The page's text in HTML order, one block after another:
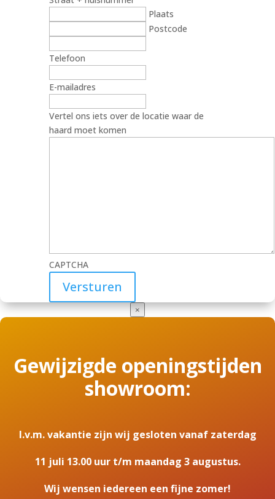
Plaats
Postcode
Telefoon
E-mailadres
Vertel ons iets over de locatie waar de
haard moet komen
CAPTCHA
×
Gewijzigde openingstijden
showroom:
I.v.m. vakantie zijn wij gesloten vanaf zaterdag
11 juli 13.00 uur t/m maandag 3 augustus.
Wij wensen iedereen een fijne zomer!